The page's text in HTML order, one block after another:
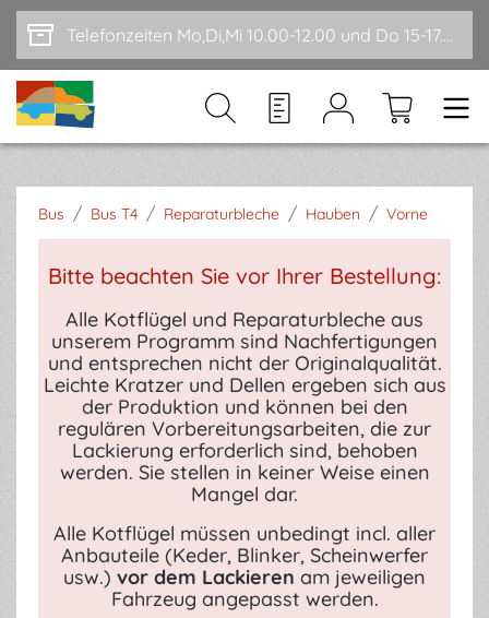
Zum Hauptinhalt springen Telefonzeiten Mo,Di,Mi 10.00-12.00 und Do 15-17.00
Bus / Bus T4 / Reparaturbleche / Hauben / Vorne
Bitte beachten Sie vor Ihrer Bestellung:
Alle Kotflügel und Reparaturbleche aus
unserem Programm sind Nachfertigungen
und entsprechen nicht der Originalqualität.
Leichte Kratzer und Dellen ergeben sich aus
der Produktion und können bei den
regulären Vorbereitungsarbeiten, die zur
Lackierung erforderlich sind, behoben
werden. Sie stellen in keiner Weise einen
Mangel dar.
Alle Kotflügel müssen unbedingt incl. aller
Anbauteile (Keder, Blinker, Scheinwerfer
usw.) vor dem Lackieren am jeweiligen
Fahrzeug angepasst werden.